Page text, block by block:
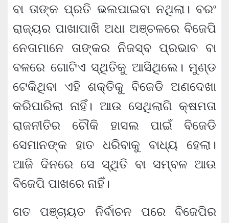
ବା ତାଙ୍କ ପ୍ରତି ଭଲପାଇବା ନଥିଲା। ବରଂ
ରାଜ୍ୟର ପାଖାପାଖି ଅଧା ଅଞ୍ଚଳରେ ବିଜେପି
ନେତାମାନେ ତାଙ୍କର ନିଜସ୍ବ ପ୍ରଭାବ ବା
ବଳରେ ଗୋଟିଏ ସ୍ଥିତିକୁ ଆସିଥିଲେ। ମୁଣ୍ଡ
ଟେକିଥିବା ଏହି ଶକ୍ତିକୁ ବିଜେଡି ଅଣଦେଖା
କରିପାରିଲା ନାହିଁ। ଆଉ ସେଥିଲାଗି କ୍ଷମତା
ରାଜନୀତିର ଚୌକି ହାସଲ ପାଇଁ ବିଜେଡି
ସେମାନଙ୍କ ହାତ ଧରିବାକୁ ବାଧ୍ୟ ହେଲା।
ଆଜି ଦିନରେ ସେ ସ୍ଥିତି ବା ସମ୍ବଳ ଆଉ
ବିଜେପି ପାଖରେ ନାହିଁ।
ଗତ ପଞ୍ଚାୟତ ନିର୍ବାଚନ ପରେ ବିଜେପିର